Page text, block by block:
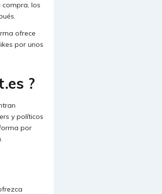
compra, los
ofrece
por unos
?
y políticos
por